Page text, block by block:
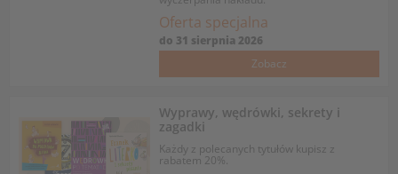
Oferta specjalna
do 31 sierpnia 2026
Zobacz
Wyprawy, wędrówki, sekrety i
zagadki
Każdy z polecanych tytułów kupisz z
rabatem 20%.